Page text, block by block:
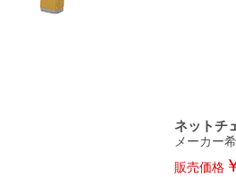
ネットチ
メーカー
販売価格